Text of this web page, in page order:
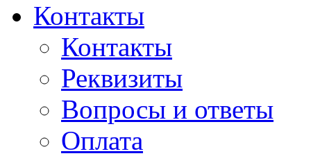
Контакты
Контакты
Реквизиты
Вопросы и ответы
Оплата